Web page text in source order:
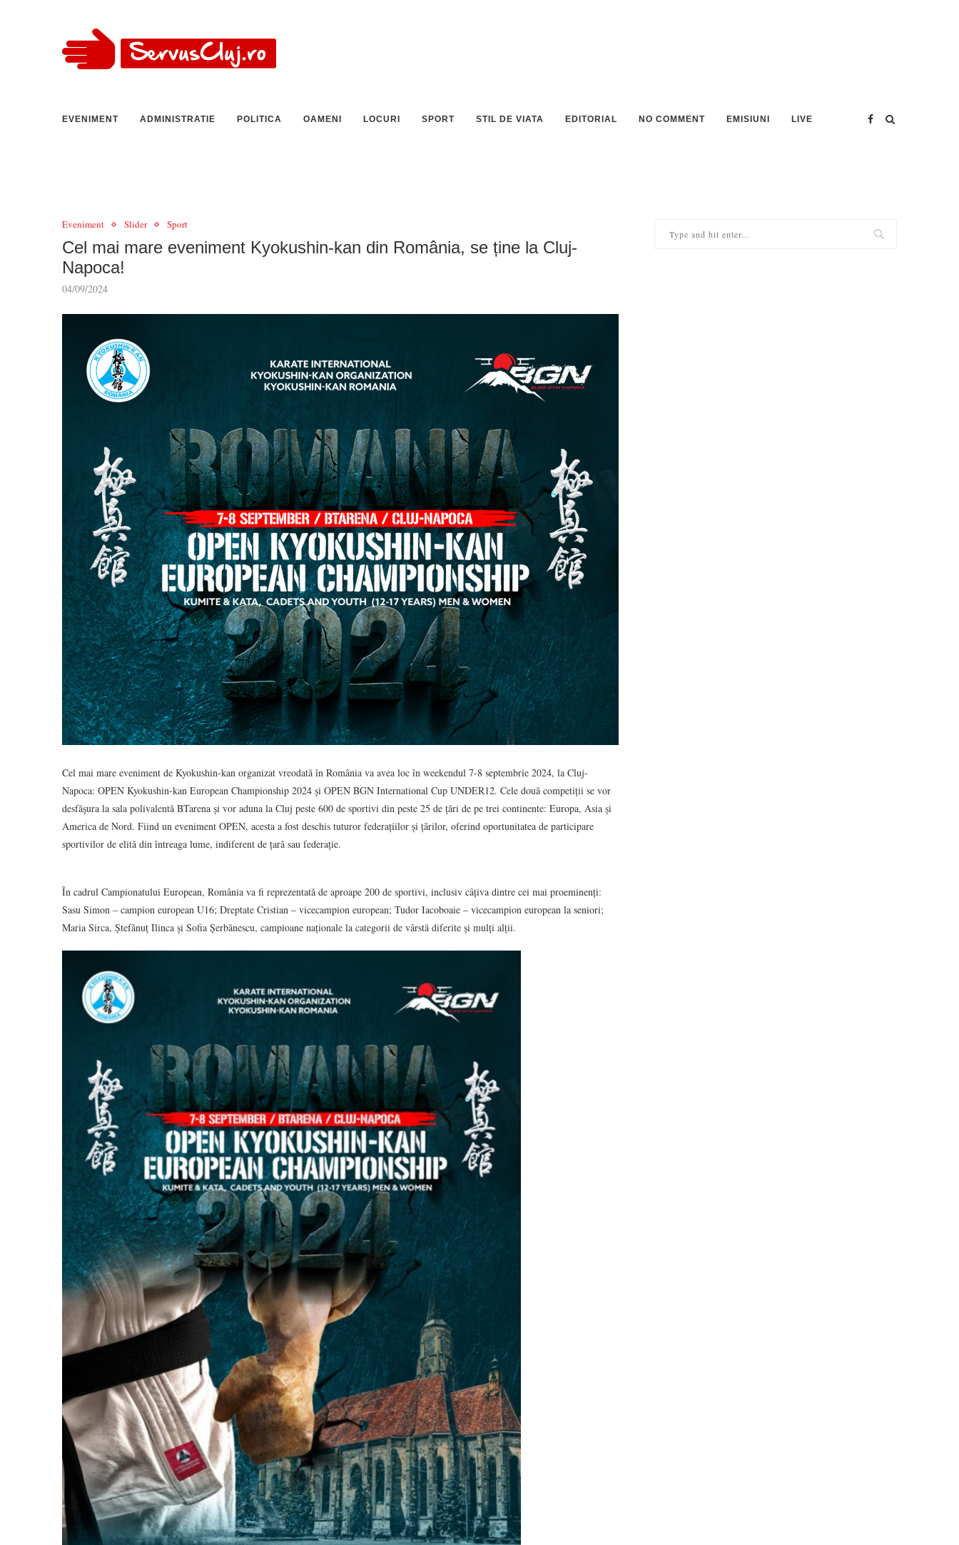
EVENIMENT ADMINISTRATIE POLITICA OAMENI LOCURI SPORT STIL DE VIATA EDITORIAL NO COMMENT EMISIUNI LIVE
Eveniment Slider Sport
Cel mai mare eveniment Kyokushin-kan din România, se ține la Cluj-
Napoca!
04/09/2024
Cel mai mare eveniment de Kyokushin-kan organizat vreodată în România va avea loc în weekendul 7-8 septembrie 2024, la Cluj-
Napoca: OPEN Kyokushin-kan European Championship 2024 și OPEN BGN International Cup UNDER12. Cele două competiții se vor
desfășura la sala polivalentă BTarena și vor aduna la Cluj peste 600 de sportivi din peste 25 de țări de pe trei continente: Europa, Asia și
America de Nord. Fiind un eveniment OPEN, acesta a fost deschis tuturor federațiilor și țărilor, oferind oportunitatea de participare
sportivilor de elită din întreaga lume, indiferent de țară sau federație.
În cadrul Campionatului European, România va fi reprezentată de aproape 200 de sportivi, inclusiv câțiva dintre cei mai proeminenți:
Sasu Simon – campion european U16; Dreptate Cristian – vicecampion european; Tudor Iacoboaie – vicecampion european la seniori;
Maria Sirca, Ștefănuț Ilinca și Sofia Șerbănescu, campioane naționale la categorii de vârstă diferite și mulți alții.